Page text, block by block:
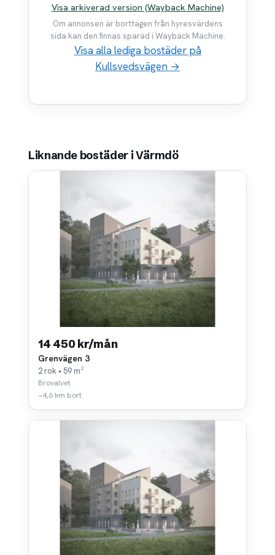
Visa arkiverad version (Wayback Machine)
Om annonsen är borttagen från hyresvärdens
sida kan den finnas sparad i Wayback Machine.
Visa alla lediga bostäder på
Kullsvedsvägen →
Liknande bostäder i Värmdö
14 450 kr/mån
Grenvägen 3
2 rok • 59 m²
Brovalvet
~4,6 km bort